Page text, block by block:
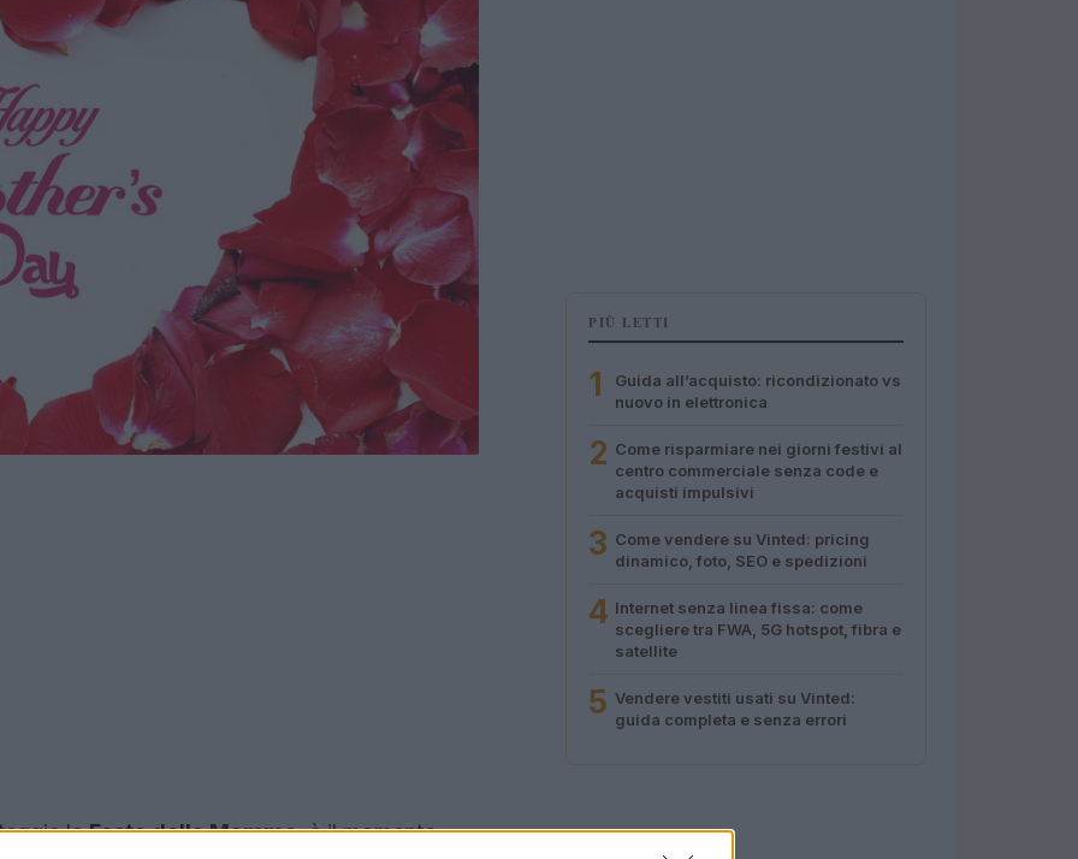
laFesta della Mamma: è il momento
PIÙ LETTI
1
Guida all’acquisto: ricondizionato vs
nuovo in elettronica
2 Come risparmiare nei giorni festivi al
centro commerciale senza code e
acquisti impulsivi
3 Come vendere su Vinted: pricing
dinamico, foto, SEO e spedizioni
4 Internet senza linea fissa: come
scegliere tra FWA, 5G hotspot, fibra e
satellite
5 Vendere vestiti usati su Vinted:
guida completa e senza errori